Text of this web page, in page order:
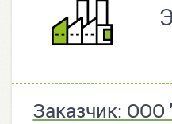
Заказчик: ООО